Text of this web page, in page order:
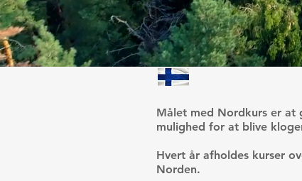
Målet med Nordkurs er at
mulighed for at blive
Hvert år afholdes kurser
Norden.